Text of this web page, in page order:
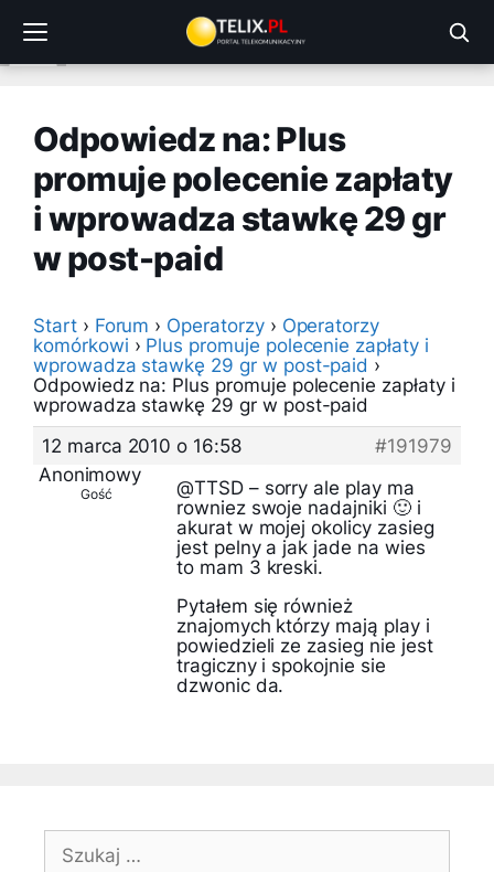
treści
Odpowiedz na: Plus
promuje polecenie zapłaty
i wprowadza stawkę 29 gr
w post-paid
Start › Forum › Operatorzy › Operatorzy
komórkowi › Plus promuje polecenie zapłaty i
wprowadza stawkę 29 gr w post-paid ›
Odpowiedz na: Plus promuje polecenie zapłaty i
wprowadza stawkę 29 gr w post-paid
12 marca 2010 o 16:58
#191979
Anonimowy
Gość
@TTSD – sorry ale play ma
rowniez swoje nadajniki 🙂 i
akurat w mojej okolicy zasieg
jest pelny a jak jade na wies
to mam 3 kreski.
Pytałem się również
znajomych którzy mają play i
powiedzieli ze zasieg nie jest
tragiczny i spokojnie sie
dzwonic da.
Szukaj: